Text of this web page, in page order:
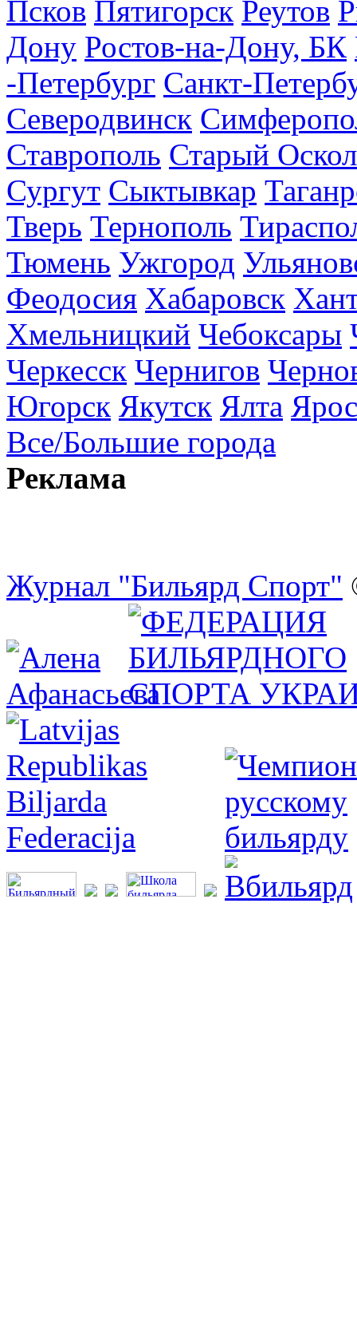
Псков Пятигорск Реутов
Дону Ростов-на-Дону, БК
-Петербург Санкт-
Северодвинск
Ставрополь Старый Оскол
Сургут Сыктывкар
Тверь Тернополь
Тюмень Ужгород
Феодосия Хабаровск
Хмельницкий Чебоксары
Черкесск Чернигов
Югорск Якутск Ялта
Все/Большие города
Реклама
Журнал "Бильярд Спорт"